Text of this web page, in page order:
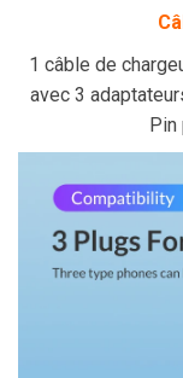
1 câble de
avec 3